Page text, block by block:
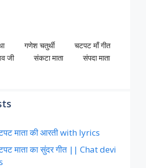
गणेश चतुर्थी
चटपट माँ गीत
जी संकटा माता
संपदा माता
माता की आरती with lyrics
माता का सुंदर गीत || Chat devi